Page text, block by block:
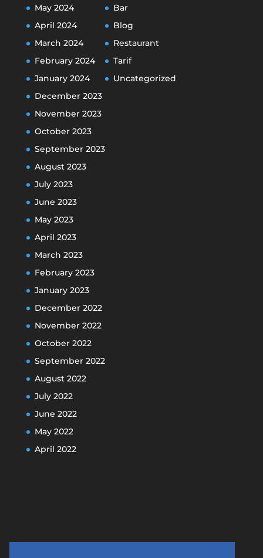
May 2024
April 2024
March 2024
February 2024
January 2024
December 2023
November 2023
October 2023
September 2023
August 2023
July 2023
June 2023
May 2023
April 2023
March 2023
February 2023
January 2023
December 2022
November 2022
October 2022
September 2022
August 2022
July 2022
June 2022
May 2022
April 2022
Bar
Blog
Restaurant
Tarif
Uncategorized